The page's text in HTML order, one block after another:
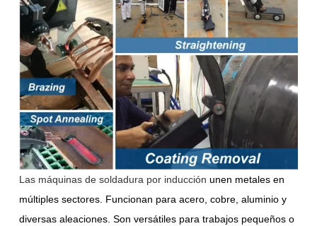
Las máquinas de soldadura por inducción unen metales en
múltiples sectores. Funcionan para acero, cobre, aluminio y
diversas aleaciones. Son versátiles para trabajos pequeños o